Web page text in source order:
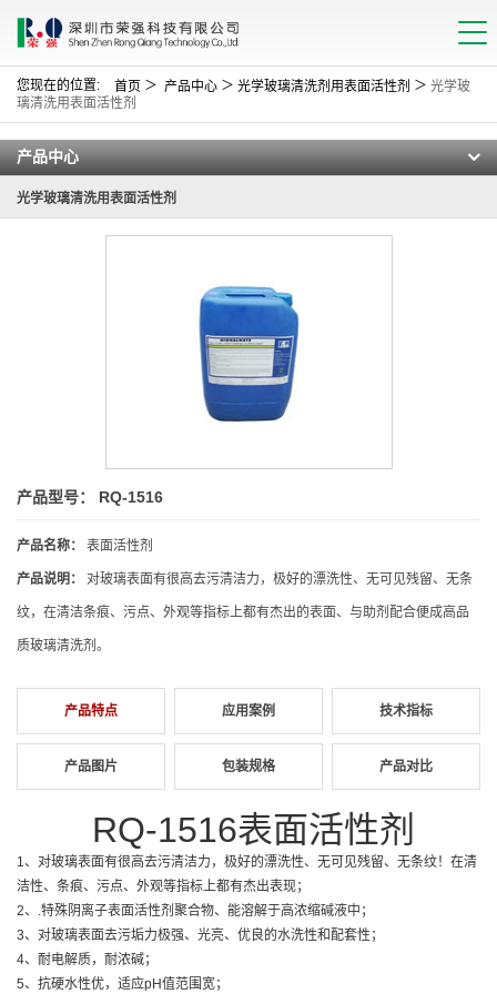
您现在的位置: 首页 ＞ 产品中心 ＞ 光学玻璃清洗剂用表面活性剂 ＞ 光学玻
璃清洗用表面活性剂
产品中心
光学玻璃清洗用表面活性剂
产品型号： RQ-1516
产品名称： 表面活性剂
产品说明： 对玻璃表面有很高去污清洁力，极好的漂洗性、无可见残留、无条
纹，在清洁条痕、污点、外观等指标上都有杰出的表面、与助剂配合便成高品
质玻璃清洗剂。
产品特点 应用案例 技术指标
产品图片 包装规格 产品对比
RQ-1516表面活性剂
1、对玻璃表面有很高去污清洁力，极好的漂洗性、无可见残留、无条纹！在清
洁性、条痕、污点、外观等指标上都有杰出表现；
2、.特殊阴离子表面活性剂聚合物、能溶解于高浓缩碱液中；
3、对玻璃表面去污垢力极强、光亮、优良的水洗性和配套性；
4、耐电解质，耐浓碱；
5、抗硬水性优，适应pH值范围宽；